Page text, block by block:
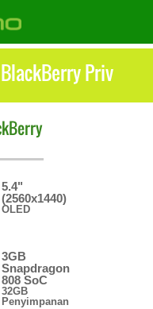
Priv
5.4"
(2560x1440)
OLED
3GB
Snapdragon
808 SoC
32GB
Penyimpanan